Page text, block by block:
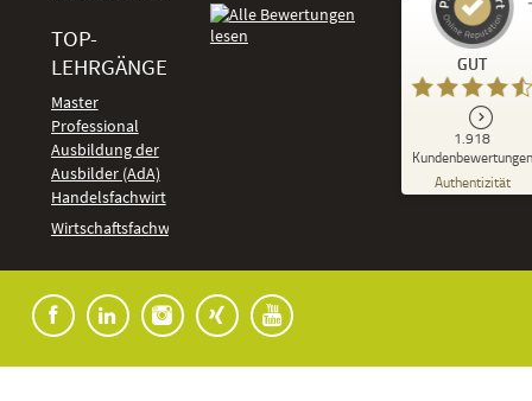
TOP-
LEHRGÄNGE
Master
Professional
Ausbildung der
Ausbilder (AdA)
Handelsfachwirt
Wirtschaftsfachwirt
GUT
1.918
Kundenbewertungen
Authentizität
Kundenbewertungen und Erfahrungen zu
DeLSt - Deutsches eLearning Studieninstitut
92
%
Empfehlungen auf
ProvenExpert.com
anderen Quellen